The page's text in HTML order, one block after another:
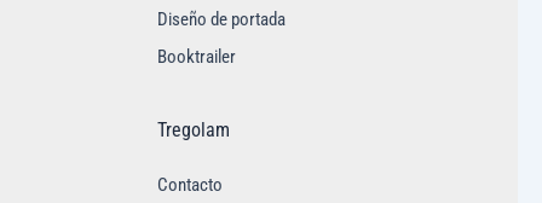
Diseño de portada
Booktrailer
Tregolam
Contacto